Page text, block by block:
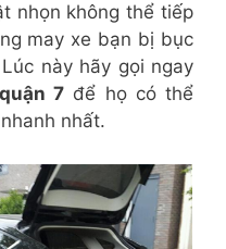
nhọn không thể tiếp
may xe bạn bị bục
này hãy gọi ngay
7 để họ có thể
nhất.